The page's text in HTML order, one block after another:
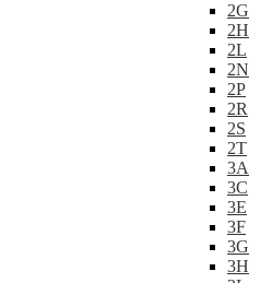
2G
2H
2L
2N
2P
2R
2S
2T
3A
3C
3E
3F
3G
3H